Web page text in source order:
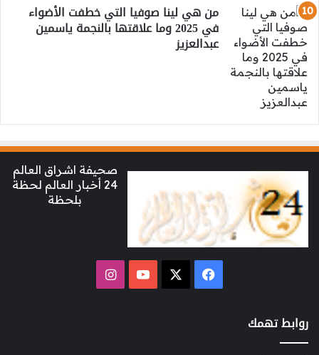
من هي لينا صوفيا التي خطفت الأضواء
في 2025 وما علاقتها بالنجمة ياسمين
عبدالعزيز
صحيفة اشراق العالم
24 أخبار العالم لحظة
بلحظة
فيسبوك ‫YouTubeانستقرام
روابط تهمك